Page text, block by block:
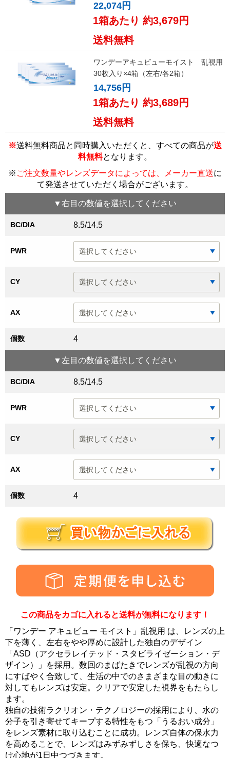
22,074円
1箱あたり 約3,679円
送料無料
ワンデーアキュビューモイスト 乱視用
30枚入り×4箱（左右/各2箱）
14,756円
1箱あたり 約3,689円
送料無料
※送料無料商品と同時購入いただくと、すべての商品が送
料無料となります。
※ ご注文数量やレンズデータによっては、メーカー直送に
て発送させていただく場合がございます。
▼右目 の数値を選択してください
BC/DIA 8.5/14.5
PWR
CY
AX
個数 4
▼ 左目 の数値を選択してください
BC/DIA 8.5/14.5
PWR
CY
AX
個数 4
この商品をカゴに入れると送料が無料になります！
「ワンデー アキュビュー モイスト」乱視用 は、レンズの上
下を薄く、左右をやや厚めに設計した独自のデザイン
「ASD（アクセラレイテッド・スタビライゼーション・デ
ザイン）」を採用。数回のまばたきでレンズが乱視の方向
にすばやく合致して、生活の中でのさまざまな目の動きに
対してもレンズは安定。クリアで安定した視界をもたらし
ます。
独自の技術ラクリオン・テクノロジーの採用により、水の
分子を引き寄せてキープする特性をもつ「うるおい成分」
をレンズ素材に取り込むことに成功。レンズ自体の保水力
を高めることで、レンズはみずみずしさを保ち、快適なつ
け心地が1日中つづきます。